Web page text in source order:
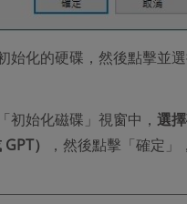
始化的硬碟，然後點擊並
初始化磁碟」視窗中， 選
）
，然後點擊「確定